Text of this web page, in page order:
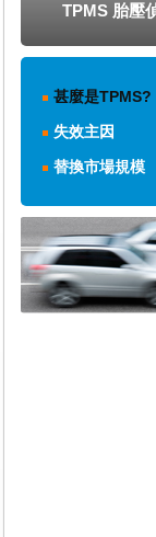
TPMS 胎壓
甚麼是TPMS?
失效主因
替換市場規模